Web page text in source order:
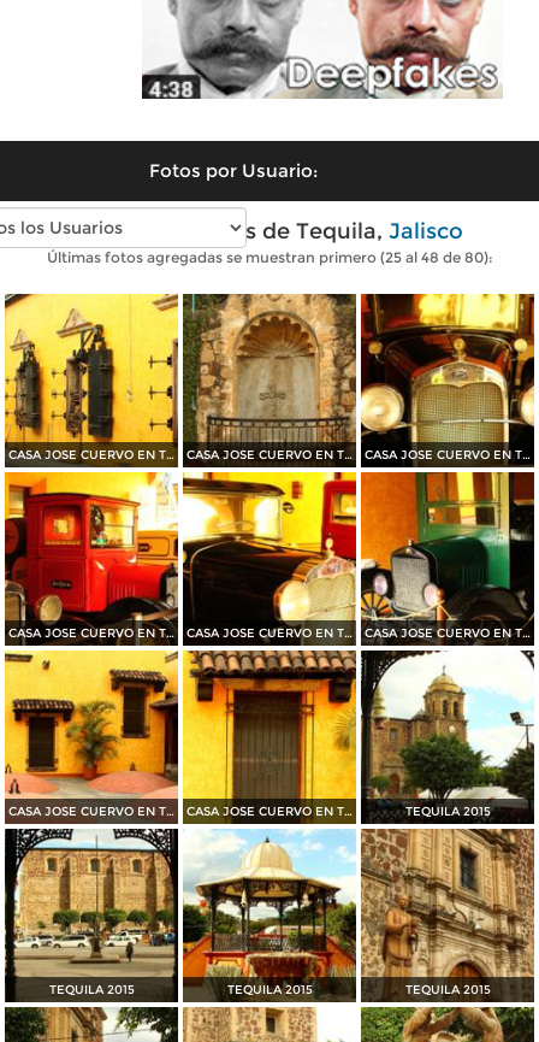
Fotos por Usuario:
Fotos modernas de Tequila, Jalisco
Últimas fotos agregadas se muestran primero (25 al 48 de 80):
CASA JOSE CUERVO EN TEQUILA 2015 CASA JOSE CUERVO EN TEQUILA 2015 CASA JOSE CUERVO EN TEQUILA 2015
CASA JOSE CUERVO EN TEQUILA 2015 CASA JOSE CUERVO EN TEQUILA 2015 CASA JOSE CUERVO EN TEQUILA 2015
CASA JOSE CUERVO EN TEQUILA 2015 CASA JOSE CUERVO EN TEQUILA 2015 TEQUILA 2015
TEQUILA 2015 TEQUILA 2015 TEQUILA 2015